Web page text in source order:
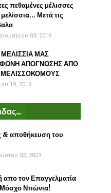
πεθαμένες μέλισσες
Μετά τις
03, 2018
ΜΑΣ
ΑΠΟΓΝΩΣΗΣ ΑΠΟ
19, 2019
& αποθήκευση του
02, 2023
τον Επαγγελματία
Ντιώνια!